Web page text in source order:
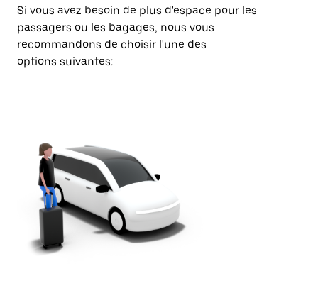
Si vous avez besoin de plus d'espace pour les
passagers ou les bagages, nous vous
recommandons de choisir l'une des
options suivantes: